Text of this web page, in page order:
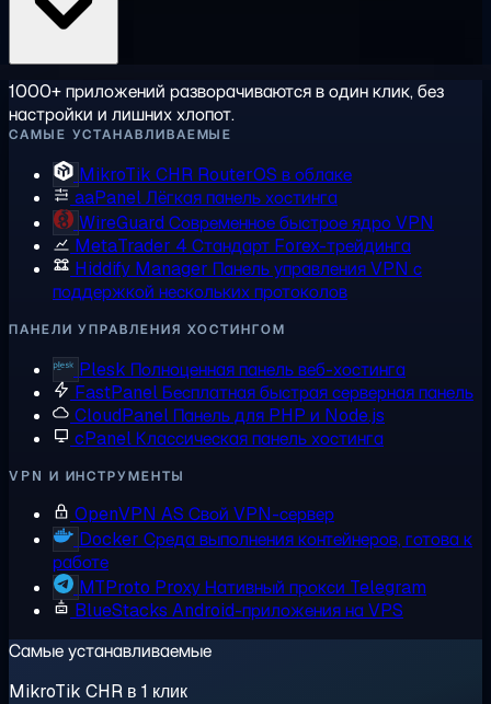
1000+ приложений разворачиваются в один клик, без
настройки и лишних хлопот.
САМЫЕ УСТАНАВЛИВАЕМЫЕ
MikroTik CHR RouterOS в облаке
aaPanelЛёгкая панель хостинга
WireGuard Современное быстрое ядро VPN
MetaTrader 4 Стандарт Forex-трейдинга
Hiddify Manager Панель управления VPN с
поддержкой нескольких протоколов
ПАНЕЛИ УПРАВЛЕНИЯ ХОСТИНГОМ
Plesk Полноценная панель веб-хостинга
FastPanelБесплатная быстрая серверная панель
CloudPanel Панель для PHP и Node.js
cPanelКлассическая панель хостинга
VPN И ИНСТРУМЕНТЫ
OpenVPN AS Свой VPN-сервер
Docker Среда выполнения контейнеров, готова к
работе
MTProto ProxyНативный прокси Telegram
BlueStacks Android-приложения на VPS
Самые устанавливаемые
MikroTik CHR в 1 клик